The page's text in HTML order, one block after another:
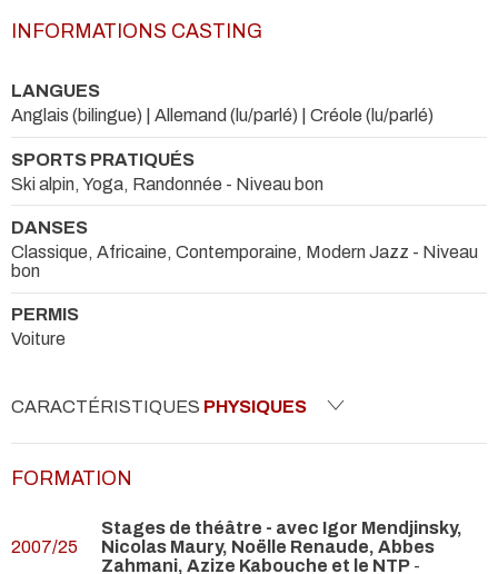
INFORMATIONS CASTING
LANGUES
Anglais (bilingue) | Allemand (lu/parlé) | Créole (lu/parlé)
SPORTS PRATIQUÉS
Ski alpin, Yoga, Randonnée - Niveau bon
DANSES
Classique, Africaine, Contemporaine, Modern Jazz - Niveau
bon
PERMIS
Voiture
CARACTÉRISTIQUES PHYSIQUES
FORMATION
2007/25
Stages de théâtre - avec Igor Mendjinsky,
Nicolas Maury, Noëlle Renaude, Abbes
Zahmani, Azize Kabouche et le NTP -